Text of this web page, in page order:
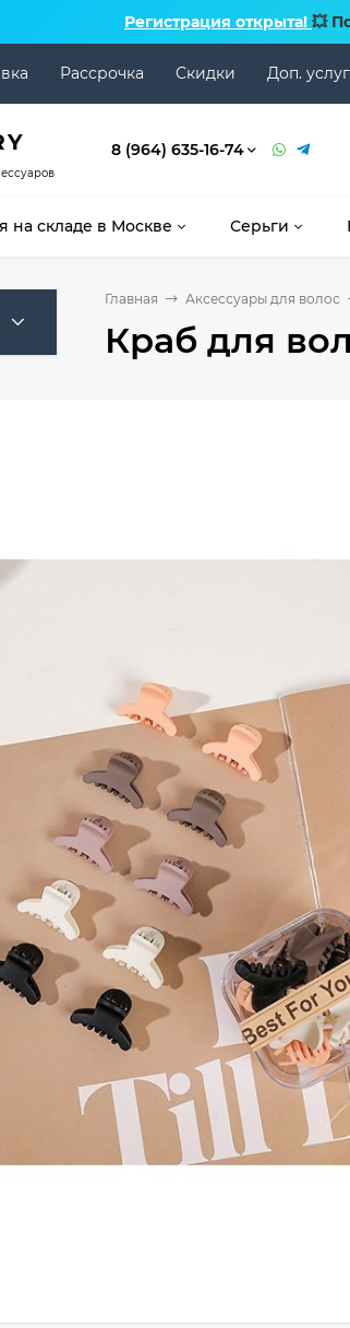
Регистрация открыта! 💥
Рассрочка Скидки Доп.
8 (964) 635-16-74
на складе в Москве Серьги
Главная Аксессуары для волос
Краб для